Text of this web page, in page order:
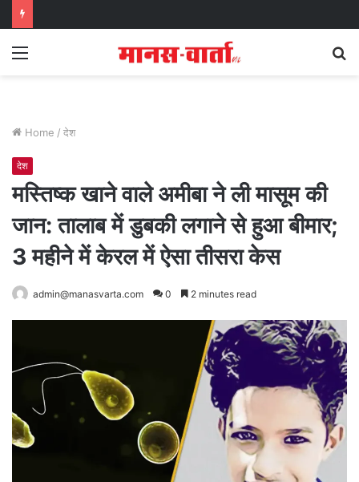
Menu
Home / देश
देश
मस्तिष्क खाने वाले अमीबा ने ली मासूम की
जान: तालाब में डुबकी लगाने से हुआ बीमार;
3 महीने में केरल में ऐसा तीसरा केस
admin@manasvarta.com 0 2 minutes read